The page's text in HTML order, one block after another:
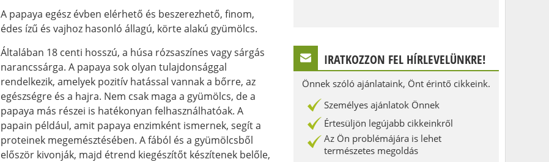
A papaya egész évben elérhető és beszerezhető, finom,
édes ízű és vajhoz hasonló állagú, körte alakú gyümölcs.
Általában 18 centi hosszú, a húsa rózsaszínes vagy sárgás
narancssárga. A papaya sok olyan tulajdonsággal
rendelkezik, amelyek pozitív hatással vannak a bőrre, az
egészségre és a hajra. Nem csak maga a gyümölcs, de a
papaya más részei is hatékonyan felhasználhatóak. A
papain például, amit papaya enzimként ismernek, segít a
proteinek megemésztésében. A fából és a gyümölcsből
először kivonják, majd étrend kiegészítőt készítenek belőle,
IRATKOZZON FEL HÍRLEVELÜNKRE!
Önnek szóló ajánlataink, Önt érintő cikkeink.
Személyes ajánlatok Önnek
Értesüljön legújabb cikkeinkről
Az Ön problémájára is lehet
természetes megoldás